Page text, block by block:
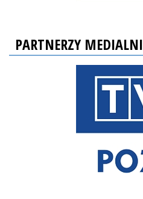
PARTNERZY MEDIALNI